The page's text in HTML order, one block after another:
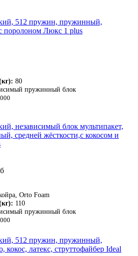
80
пружинный блок
Orto Foam
110
пружинный блок